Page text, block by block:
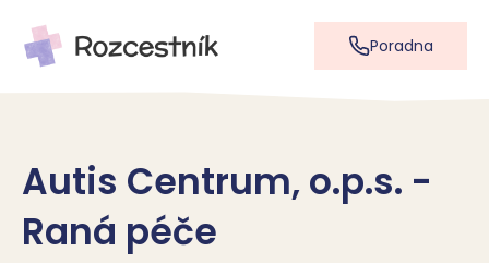
Poradna
Autis Centrum, o.p.s. -
Raná péče